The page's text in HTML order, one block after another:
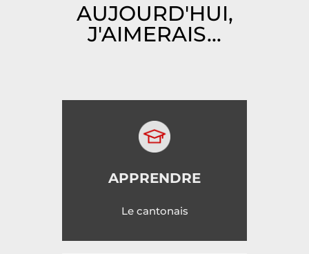
AUJOURD'HUI,
J'AIMERAIS...
APPRENDRE
Le cantonais